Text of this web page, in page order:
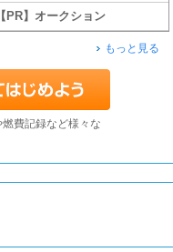
【PR】オークション
もっと見る
費記録など様々な